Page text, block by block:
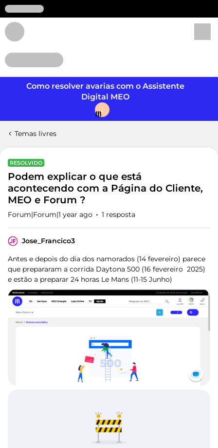
Como resolver avarias com o Assistente
Digital MEO
J
Temas livres
RESOLVIDO
Podem explicar o que está
acontecendo com a Página do Cliente,
MEO e Forum ?
Forum|Forum|1 year ago 1 resposta
Jose_Francico3
Antes e depois do dia dos namorados (14 fevereiro) parece
que prepararam a corrida Daytona 500 (16 fevereiro 2025)
e estão a preparar 24 horas Le Mans (11-15 Junho)